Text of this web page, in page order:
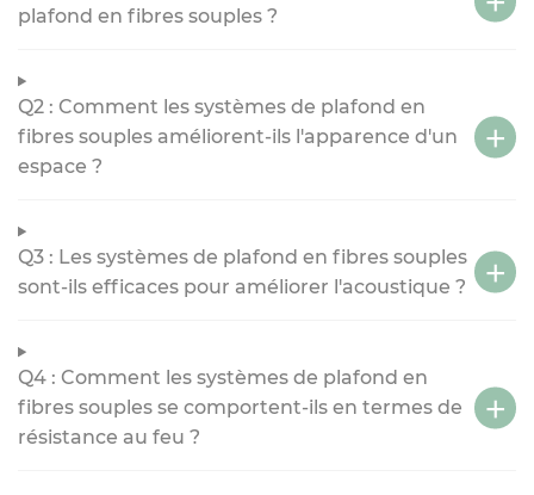
plafond en fibres souples ?
Q2 : Comment les systèmes de plafond en
fibres souples améliorent-ils l'apparence d'un
espace ?
Q3 : Les systèmes de plafond en fibres souples
sont-ils efficaces pour améliorer l'acoustique ?
Q4 : Comment les systèmes de plafond en
fibres souples se comportent-ils en termes de
résistance au feu ?